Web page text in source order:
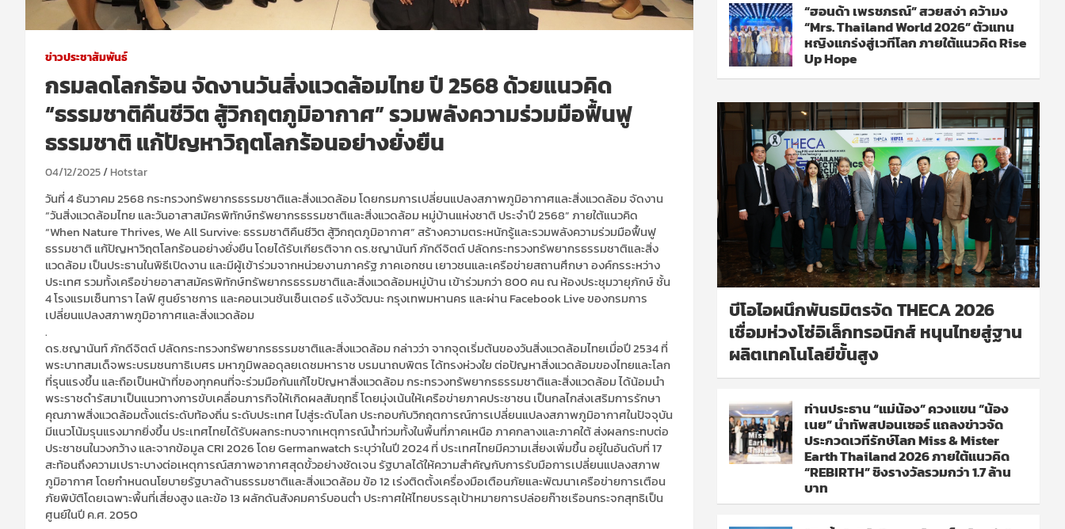
ข่าวประชาสัมพันธ์
กรมลดโลกร้อน จัดงานวันสิ่งแวดล้อมไทย ปี 2568 ด้วยแนวคิด
“ธรรมชาติคืนชีวิต สู้วิกฤตภูมิอากาศ” รวมพลังความร่วมมือฟื้นฟู
ธรรมชาติ แก้ปัญหาวิฤตโลกร้อนอย่างยั่งยืน
04/12/2025 Hotstar
วันที่ 4 ธันวาคม 2568 กระทรวงทรัพยากรธรรมชาติและสิ่งแวดล้อม โดยกรมการเปลี่ยนแปลงสภาพภูมิอากาศและสิ่งแวดล้อม จัดงาน
“วันสิ่งแวดล้อมไทย และวันอาสาสมัครพิทักษ์ทรัพยากรธรรมชาติและสิ่งแวดล้อม หมู่บ้านแห่งชาติ ประจำปี 2568” ภายใต้แนวคิด
“When Nature Thrives, We All Survive: ธรรมชาติคืนชีวิต สู้วิกฤตภูมิอากาศ” สร้างความตระหนักรู้และรวมพลังความร่วมมือฟื้นฟู
ธรรมชาติ แก้ปัญหาวิฤตโลกร้อนอย่างยั่งยืน โดยได้รับเกียรติจาก ดร.ชญานันท์ ภักดีจิตต์ ปลัดกระทรวงทรัพยากรธรรมชาติและสิ่ง
แวดล้อม เป็นประธานในพิธีเปิดงาน และมีผู้เข้าร่วมจากหน่วยงานภาครัฐ ภาคเอกชน เยาวชนและเครือข่ายสถานศึกษา องค์กรระหว่าง
ประเทศ รวมทั้งเครือข่ายอาสาสมัครพิทักษ์ทรัพยากรธรรมชาติและสิ่งแวดล้อมหมู่บ้าน เข้าร่วมกว่า 800 คน ณ ห้องประชุมวายุภักษ์ ชั้น
4 โรงแรมเซ็นทารา ไลฟ์ ศูนย์ราชการ และคอนเวนชันเซ็นเตอร์ แจ้งวัฒนะ กรุงเทพมหานคร และผ่าน Facebook Live ของกรมการ
เปลี่ยนแปลงสภาพภูมิอากาศและสิ่งแวดล้อม
.
ดร.ชญานันท์ ภักดีจิตต์ ปลัดกระทรวงทรัพยากรธรรมชาติและสิ่งแวดล้อม กล่าวว่า จากจุดเริ่มต้นของวันสิ่งแวดล้อมไทยเมื่อปี 2534 ที่
พระบาทสมเด็จพระบรมชนกาธิเบศร มหาภูมิพลอดุลยเดชมหาราช บรมนาถบพิตร ได้ทรงห่วงใย ต่อปัญหาสิ่งแวดล้อมของไทยและโลก
ที่รุนแรงขึ้น และถือเป็นหน้าที่ของทุกคนที่จะร่วมมือกันแก้ไขปัญหาสิ่งแวดล้อม กระทรวงทรัพยากรธรรมชาติและสิ่งแวดล้อม ได้น้อมนำ
พระราชดำรัสมาเป็นแนวทางการขับเคลื่อนภารกิจให้เกิดผลสัมฤทธิ์ โดยมุ่งเน้นให้เครือข่ายภาคประชาชน เป็นกลไกส่งเสริมการรักษา
คุณภาพสิ่งแวดล้อมตั้งแต่ระดับท้องถิ่น ระดับประเทศ ไปสู่ระดับโลก ประกอบกับวิกฤตการณ์การเปลี่ยนแปลงสภาพภูมิอากาศในปัจจุบัน
มีแนวโน้มรุนแรงมากยิ่งขึ้น ประเทศไทยได้รับผลกระทบจากเหตุการณ์น้ำท่วมทั้งในพื้นที่ภาคเหนือ ภาคกลางและภาคใต้ ส่งผลกระทบต่อ
ประชาชนในวงกว้าง และจากข้อมูล CRI 2026 โดย Germanwatch ระบุว่าในปี 2024 ที่ ประเทศไทยมีความเสี่ยงเพิ่มขึ้น อยู่ในอันดับที่ 17
สะท้อนถึงความเปราะบางต่อเหตุการณ์สภาพอากาศสุดขั้วอย่างชัดเจน รัฐบาลได้ให้ความสำคัญกับการรับมือการเปลี่ยนแปลงสภาพ
ภูมิอากาศ โดยกำหนดนโยบายรัฐบาลด้านธรรมชาติและสิ่งแวดล้อม ข้อ 12 เร่งติดตั้งเครื่องมือเตือนภัยและพัฒนาเครือข่ายการเตือน
ภัยพิบัติโดยเฉพาะพื้นที่เสี่ยงสูง และข้อ 13 ผลักดันสังคมคาร์บอนต่ำ ประกาศให้ไทยบรรลุเป้าหมายการปล่อยก๊าซเรือนกระจกสุทธิเป็น
ศูนย์ในปี ค.ศ. 2050
“ฮอนด้า เพรชภรณ์” สวยสง่า คว้ามง
“Mrs. Thailand World 2026” ตัวแทน
หญิงแกร่งสู่เวทีโลก ภายใต้แนวคิด Rise
Up Hope
บีโอไอผนึกพันธมิตรจัด THECA 2026
เชื่อมห่วงโซ่อิเล็กทรอนิกส์ หนุนไทยสู่ฐาน
ผลิตเทคโนโลยีขั้นสูง
ท่านประธาน “แม่น้อง” ควงแขน “น้อง
เนย” นำทัพสปอนเซอร์ แถลงข่าวจัด
ประกวดเวทีรักษ์โลก Miss & Mister
Earth Thailand 2026 ภายใต้แนวคิด
“REBIRTH” ชิงรางวัลรวมกว่า 1.7 ล้าน
บาท